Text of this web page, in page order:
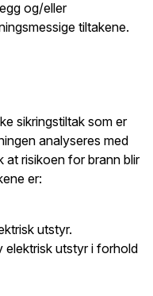
og/eller
tiltakene.
sikringstiltak som er
analyseres med
at risikoen for brann blir
er:
utstyr.
elektrisk utstyr i forhold